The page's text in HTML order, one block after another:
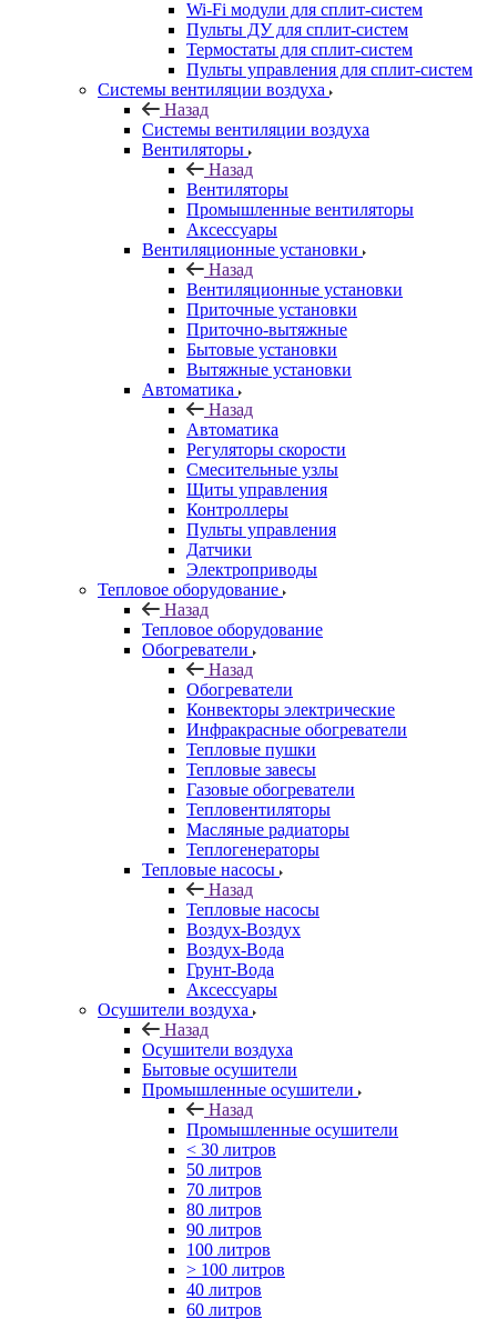
Wi-Fi модули для сплит-систем
Пульты ДУ для сплит-систем
Термостаты для сплит-систем
Пульты управления для сплит-систем
Системы вентиляции воздуха
Назад
Системы вентиляции воздуха
Вентиляторы
Назад
Вентиляторы
Промышленные вентиляторы
Аксессуары
Вентиляционные установки
Назад
Вентиляционные установки
Приточные установки
Приточно-вытяжные
Бытовые установки
Вытяжные установки
Автоматика
Назад
Автоматика
Регуляторы скорости
Смесительные узлы
Щиты управления
Контроллеры
Пульты управления
Датчики
Электроприводы
Тепловое оборудование
Назад
Тепловое оборудование
Обогреватели
Назад
Обогреватели
Конвекторы электрические
Инфракрасные обогреватели
Тепловые пушки
Тепловые завесы
Газовые обогреватели
Тепловентиляторы
Масляные радиаторы
Теплогенераторы
Тепловые насосы
Назад
Тепловые насосы
Воздух-Воздух
Воздух-Вода
Грунт-Вода
Аксессуары
Осушители воздуха
Назад
Осушители воздуха
Бытовые осушители
Промышленные осушители
Назад
Промышленные осушители
< 30 литров
50 литров
70 литров
80 литров
90 литров
100 литров
> 100 литров
40 литров
60 литров